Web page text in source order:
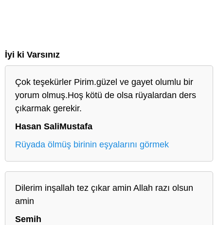
İyi ki Varsınız
Çok teşekürler Pirim.güzel ve gayet olumlu bir
yorum olmuş.Hoş kötü de olsa rüyalardan ders
çıkarmak gerekir.
Hasan SaliMustafa
Rüyada ölmüş birinin eşyalarını görmek
Dilerim inşallah tez çıkar amin Allah razı olsun
amin
Semih